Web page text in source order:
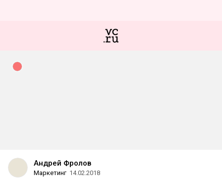
Андрей Фролов
Маркетинг 14.02.2018